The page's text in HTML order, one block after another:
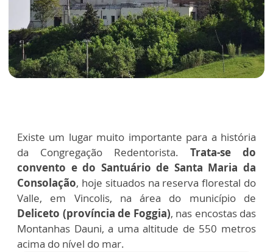
Existe um lugar muito importante para a história
da Congregação Redentorista. Trata-se do
convento e do Santuário de Santa Maria da
Consolação, hoje situados na reserva florestal do
Valle, em Vincolis, na área do município de
Deliceto (província de Foggia), nas encostas das
Montanhas Dauni, a uma altitude de 550 metros
acima do nível do mar.